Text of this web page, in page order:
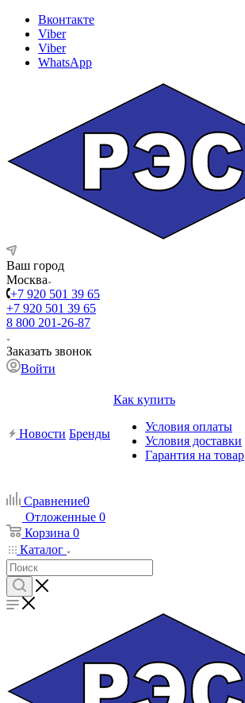
Вконтакте
Viber
Viber
WhatsApp
Ваш город
Москва
+7 920 501 39 65
+7 920 501 39 65
8 800 201-26-87
Заказать звонок
Войти
Новости Бренды
Как купить
Условия оплаты
Условия доставки
Гарантия на товар
Сравнение0
Отложенные 0
Корзина 0
Каталог